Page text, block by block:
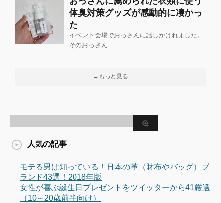
体臭対策グッズが感動的に凄かっ
た
イベント会場でおっさんに話しかけれました。
そのおっさん
→もっと見る
人気の記事
モテる男は知っている！日本の革（財布やバッグ）ブ
ランド43選！2018年版
女性が喜ぶ誕生日プレゼントをツイッターから41厳選
（10～20歳前半向け）